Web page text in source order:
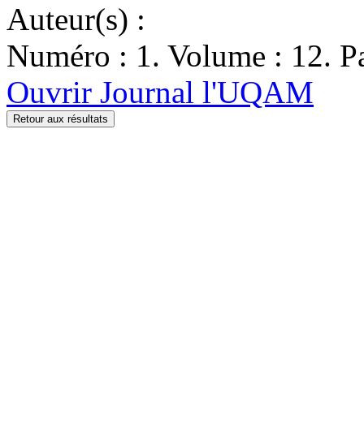
Auteur(s) :
Numéro : 1. Volume : 12.
Ouvrir Journal l'UQAM
Retour aux résultats